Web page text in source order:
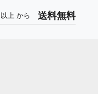
以上 から 送料無料